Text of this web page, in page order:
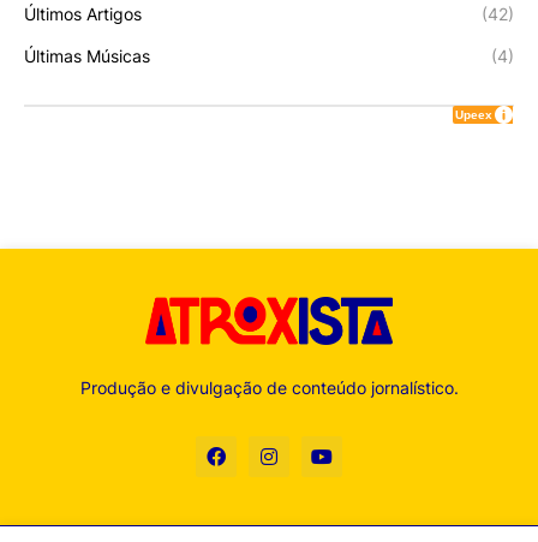
Últimos Artigos (42)
Últimas Músicas (4)
Produção e divulgação de conteúdo jornalístico.